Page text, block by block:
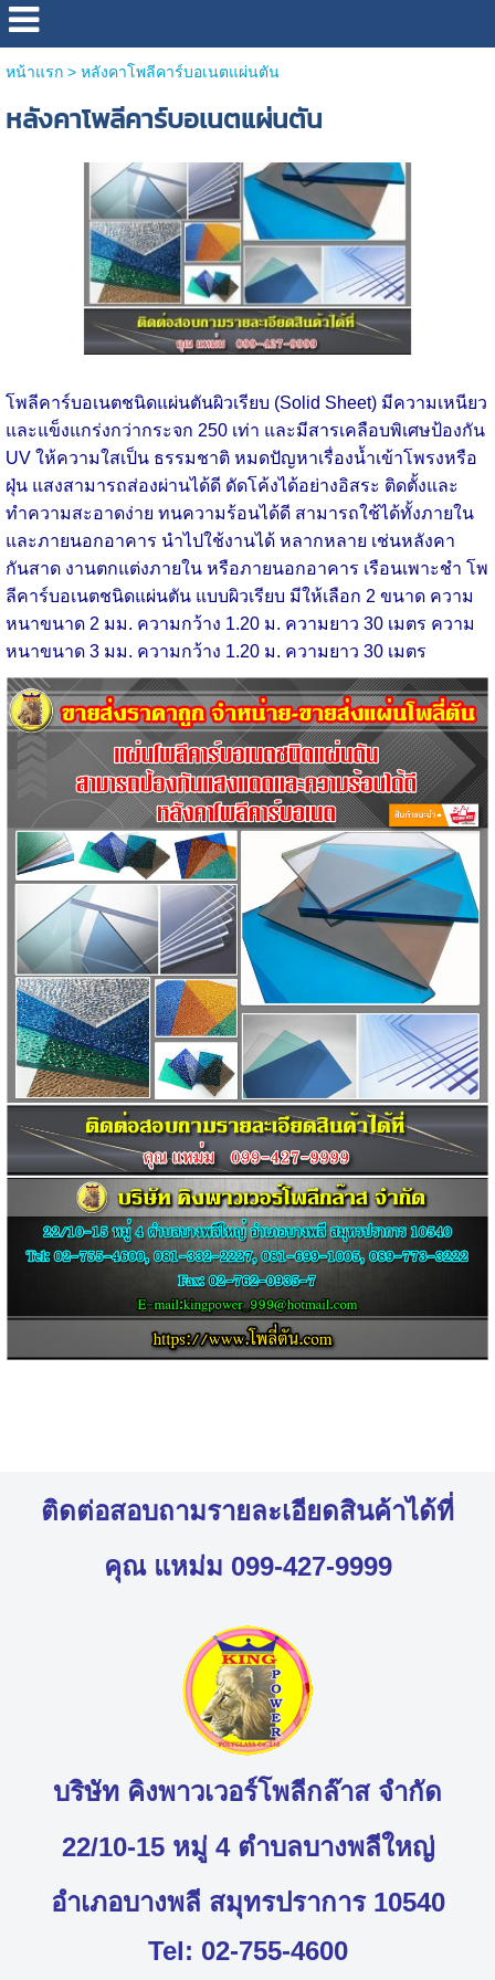
หน้าแรก> หลังคาโพลีคาร์บอเนตแผ่นตัน
หลังคาโพลีคาร์บอเนตแผ่นตัน
โพลีคาร์บอเนตชนิดแผ่นตันผิวเรียบ (Solid Sheet) มีความเหนียว
และแข็งแกร่งกว่ากระจก 250 เท่า และมีสารเคลือบพิเศษป้องกัน
UV ให้ความใสเป็น ธรรมชาติ หมดปัญหาเรื่องน้ำเข้าโพรงหรือ
ฝุ่น แสงสามารถส่องผ่านได้ดี ดัดโค้งได้อย่างอิสระ ติดตั้งและ
ทำความสะอาดง่าย ทนความร้อนได้ดี สามารถใช้ได้ทั้งภายใน
และภายนอกอาคาร นำไปใช้งานได้ หลากหลาย เช่นหลังคา
กันสาด งานตกแต่งภายใน หรือภายนอกอาคาร เรือนเพาะชำ โพ
ลีคาร์บอเนตชนิดแผ่นตัน แบบผิวเรียบ มีให้เลือก 2 ขนาด ความ
หนาขนาด 2 มม. ความกว้าง 1.20 ม. ความยาว 30 เมตร ความ
หนาขนาด 3 มม. ความกว้าง 1.20 ม. ความยาว 30 เมตร
ติดต่อสอบถามรายละเอียดสินค้าได้ที่
คุณ แหม่ม 099-427-9999
บริษัท คิงพาวเวอร์โพลีกล๊าส จำกัด
22/10-15 หมู่ 4 ตำบลบางพลีใหญ่
อำเภอบางพลี สมุทรปราการ 10540
Tel: 02-755-4600